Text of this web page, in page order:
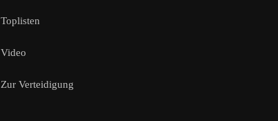
Toplisten
Video
Zur Verteidigung